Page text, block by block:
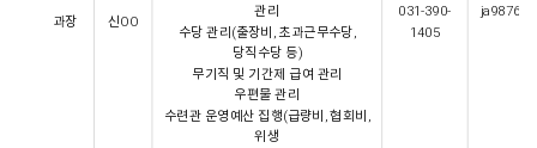
과장 신OO
관리
수당 관리(출장비, 초과근무수당,
당직수당 등)
무기직 및 기간제 급여 관리
우편물 관리
수련관 운영예산 집행(급량비, 협회비,
위생
031-390-
1405